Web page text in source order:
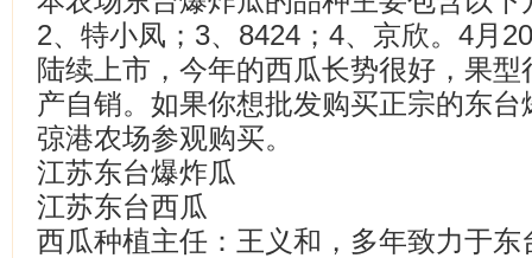
2、特小凤；3、8424；4、京欣。4月
陆续上市，今年的西瓜长势很好，果
产自销。如果你想批发购买正宗的东
弶港农场参观购买。
江苏东台爆炸瓜
江苏东台西瓜
西瓜种植主任：王义和，多年致力于